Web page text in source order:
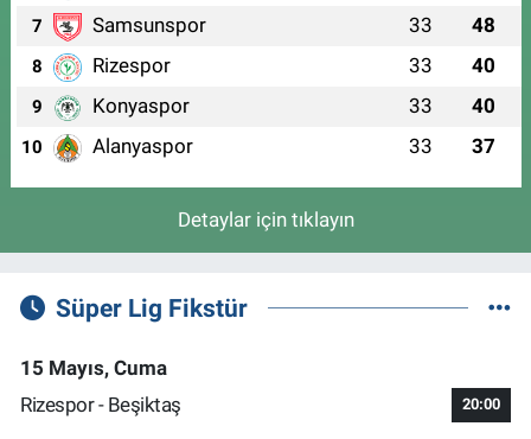
7 Samsunspor 33 48
8 Rizespor 33 40
9 Konyaspor 33 40
10 Alanyaspor 33 37
Detaylar için tıklayın
Süper Lig Fikstür
15 Mayıs, Cuma
Rizespor - Beşiktaş
20:00